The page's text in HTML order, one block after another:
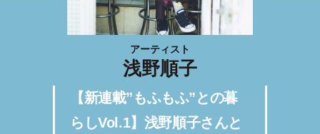
アーティスト
浅野順子
【新連載”もふもふ”との暮
らしVol.1】浅野順子さんと